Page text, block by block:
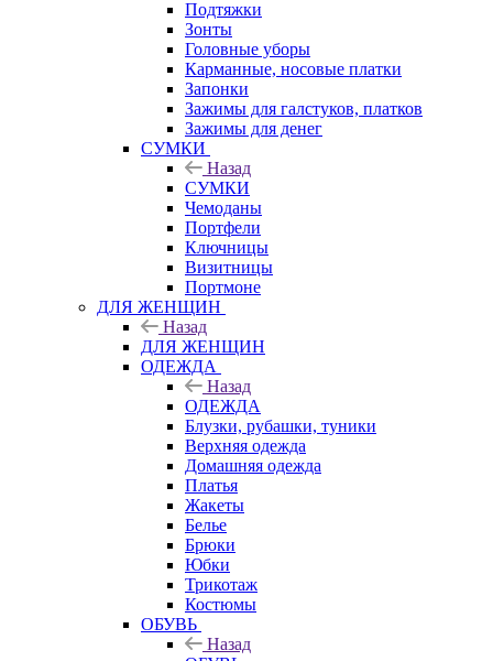
Подтяжки
Зонты
Головные уборы
Карманные, носовые платки
Запонки
Зажимы для галстуков, платков
Зажимы для денег
СУМКИ
Назад
СУМКИ
Чемоданы
Портфели
Ключницы
Визитницы
Портмоне
ДЛЯ ЖЕНЩИН
Назад
ДЛЯ ЖЕНЩИН
ОДЕЖДА
Назад
ОДЕЖДА
Блузки, рубашки, туники
Верхняя одежда
Домашняя одежда
Платья
Жакеты
Белье
Брюки
Юбки
Трикотаж
Костюмы
ОБУВЬ
Назад